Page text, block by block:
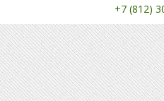
+7 (812)